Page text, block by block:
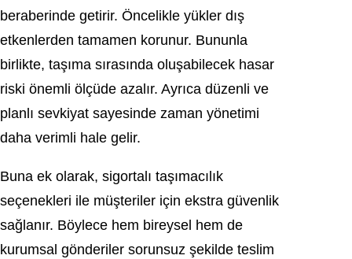
beraberinde getirir. Öncelikle yükler dış
etkenlerden tamamen korunur. Bununla
birlikte, taşıma sırasında oluşabilecek hasar
riski önemli ölçüde azalır. Ayrıca düzenli ve
planlı sevkiyat sayesinde zaman yönetimi
daha verimli hale gelir.
Buna ek olarak, sigortalı taşımacılık
seçenekleri ile müşteriler için ekstra güvenlik
sağlanır. Böylece hem bireysel hem de
kurumsal gönderiler sorunsuz şekilde teslim